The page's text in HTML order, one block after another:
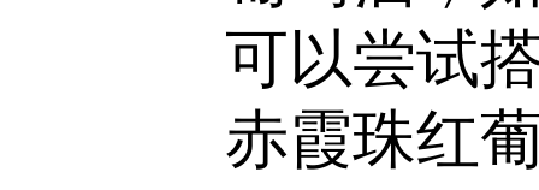
可以尝试
赤霞珠红